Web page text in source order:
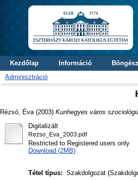
Kezdőlap Információ
Adminisztráció
Rézsó, Éva (2003) Kunhegyes város
Digitalizált
Rezso_Eva_2003.pdf
Restricted to Registered users only
Download (2MB)
Tétel típus: Szakdolgozat